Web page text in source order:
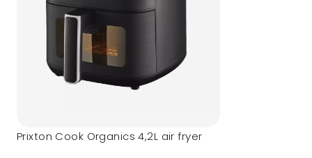
Prixton Cook Organics 4,2L air fryer